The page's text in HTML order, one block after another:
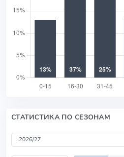
СТАТИСТИКА ПО СЕЗОНАМ